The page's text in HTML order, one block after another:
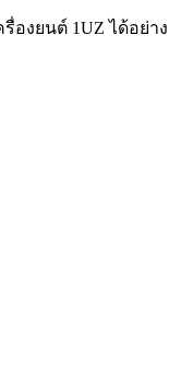
องยนต์ 1UZ ได้อย่าง